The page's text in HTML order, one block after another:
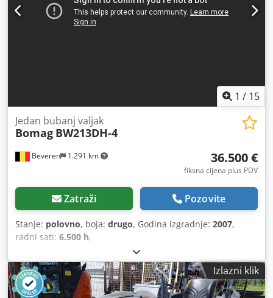
1 / 15
Beveren 1.291 km
Jedan bubanj valjak
Bomag BW213DH-4
36.500 €
fiksna cijena plus PDV
Zatraži Pozovite
Stanje: polovno, boja: drugo, Godina izgradnje: 2007,
radni sati: 6.500 h,
Izlazni klik